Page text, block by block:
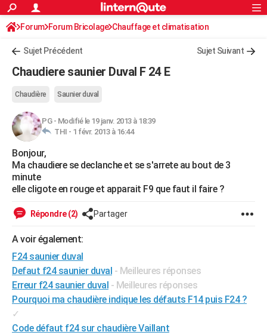
ACTUALITÉS
Politique
Société
Faits Divers
Education
Monde
Villes
+
AUTO
Essais
Réserver un essai
Citadines
Berlines
SUV
Forum auto
+HIGH-TECH
Mobiles
Meilleur smartphone
Internet
Ordinateurs
Jeux vidéo
Guide high-tech
+BRICOLAGE
Forum
Aménagement intérieur
Extérieur
Cuisine
Salle de bains
Jardinage
Rangement
WEEK-END
Guides de France
Escapades
Patrimoine
Expositions
Musées
Week-end nature
LIFESTYLE
SANTE
Alimentation
Guide de la santé
Maladies
Médicaments
Sommeil
VOYAGE
Destinations
City break
Voyage nature
Voyage de noces
Forum
Climat
+PHOTO
GUIDES D'ACHAT
BONS PLANS
Rechercher
S'inscrire
Connexion
Forum Forum Bricolage Chauffage et climatisation
Sujet Précédent Sujet Suivant
Chaudiere saunier Duval F 24 E
Chaudière Saunier duval
PG- Modifié le 19 janv. 2013 à 18:39
THI - 1 févr. 2013 à 16:44
Bonjour,
Ma chaudiere se declanche et se s'arrete au bout de 3
minute
elle cligote en rouge et apparait F9 que faut il faire ?
Répondre (2) Partager
A voir également:
F24 saunier duval
Defaut f24 saunier duval - Meilleures réponses
Erreur f24 saunier duval - Meilleures réponses
Pourquoi ma chaudière indique les défauts F14 puis F24 ?
✓
Code défaut f24 sur chaudière Vaillant